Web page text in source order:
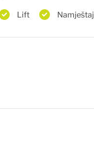
Lift Namještaj